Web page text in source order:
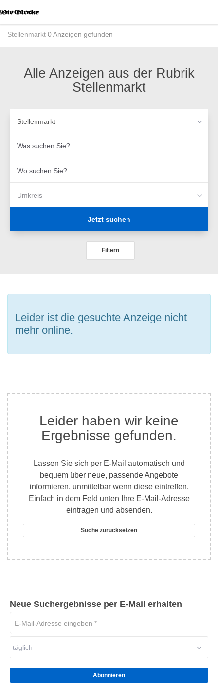
Modus
aktivieren
zurStellenmarkt 0 Anzeigen gefunden
Alle Anzeigen aus der Rubrik
Stellenmarkt
Stellenmarkt
suchen
Sie?
suchen
Umkreis
Jetzt suchen
Filtern
Leider ist die gesuchte Anzeige nicht
mehr online.
Leider haben wir keine
Ergebnisse gefunden.
Lassen Sie sich per E-Mail automatisch und
bequem über neue, passende Angebote
informieren, unmittelbar wenn diese eintreffen.
Einfach in dem Feld unten Ihre E-Mail-Adresse
eintragen und absenden.
Suche zurücksetzen
Neue Suchergebnisse per E-Mail erhalten
Adresse
*
täglich
Abonnieren